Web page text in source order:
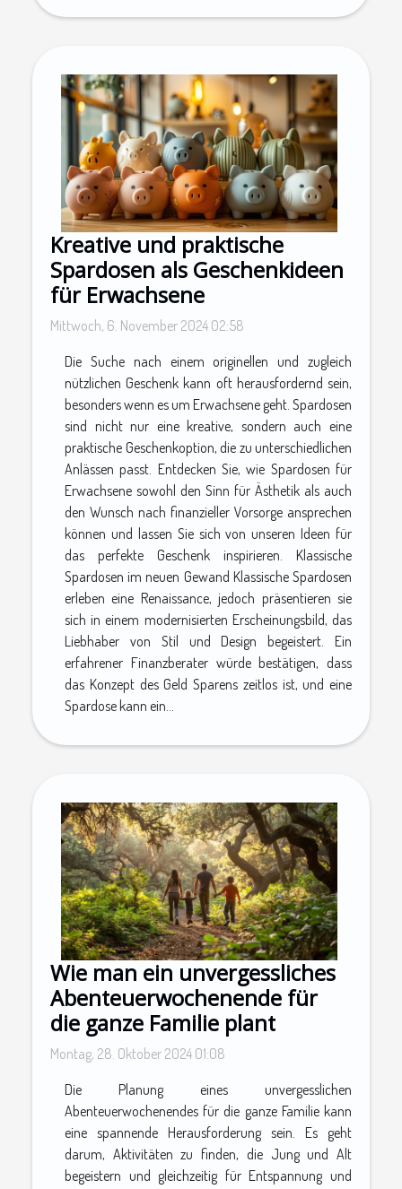
Kreative und praktische
Spardosen als Geschenkideen
für Erwachsene
Mittwoch, 6. November 2024 02:58
Die Suche nach einem originellen und zugleich
nützlichen Geschenk kann oft herausfordernd sein,
besonders wenn es um Erwachsene geht. Spardosen
sind nicht nur eine kreative, sondern auch eine
praktische Geschenkoption, die zu unterschiedlichen
Anlässen passt. Entdecken Sie, wie Spardosen für
Erwachsene sowohl den Sinn für Ästhetik als auch
den Wunsch nach finanzieller Vorsorge ansprechen
können und lassen Sie sich von unseren Ideen für
das perfekte Geschenk inspirieren. Klassische
Spardosen im neuen Gewand Klassische Spardosen
erleben eine Renaissance, jedoch präsentieren sie
sich in einem modernisierten Erscheinungsbild, das
Liebhaber von Stil und Design begeistert. Ein
erfahrener Finanzberater würde bestätigen, dass
das Konzept des Geld Sparens zeitlos ist, und eine
Spardose kann ein...
Wie man ein unvergessliches
Abenteuerwochenende für
die ganze Familie plant
Montag, 28. Oktober 2024 01:08
Die Planung eines unvergesslichen
Abenteuerwochenendes für die ganze Familie kann
eine spannende Herausforderung sein. Es geht
darum, Aktivitäten zu finden, die Jung und Alt
begeistern und gleichzeitig für Entspannung und